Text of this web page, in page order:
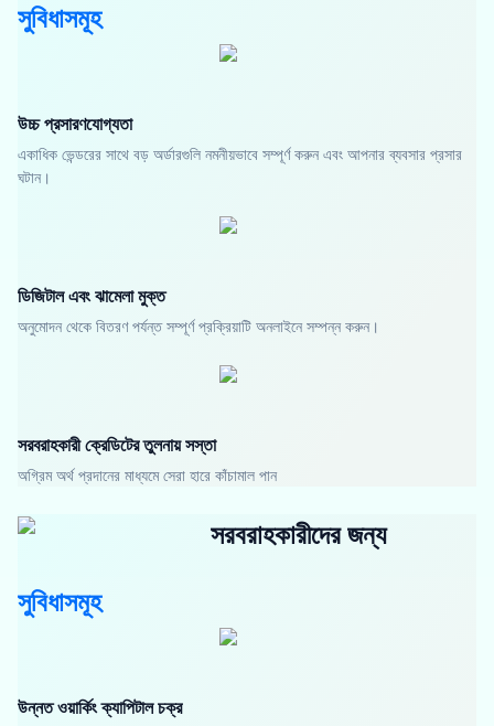
সুবিধাসমূহ
উচ্চ প্রসারণযোগ্যতা
একাধিক ভেন্ডরের সাথে বড় অর্ডারগুলি নমনীয়ভাবে সম্পূর্ণ করুন এবং আপনার ব্যবসার প্রসার
ঘটান।
ডিজিটাল এবং ঝামেলা মুক্ত
অনুমোদন থেকে বিতরণ পর্যন্ত সম্পূর্ণ প্রক্রিয়াটি অনলাইনে সম্পন্ন করুন।
সরবরাহকারী ক্রেডিটের তুলনায় সস্তা
অগ্রিম অর্থ প্রদানের মাধ্যমে সেরা হারে কাঁচামাল পান
সরবরাহকারীদের জন্য
সুবিধাসমূহ
উন্নত ওয়ার্কিং ক্যাপিটাল চক্র